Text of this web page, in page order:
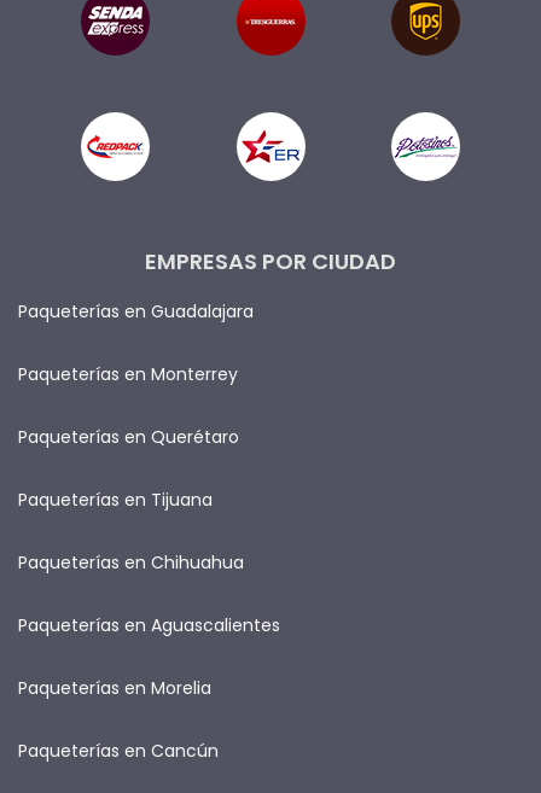
EMPRESAS POR CIUDAD
Paqueterías en Guadalajara
Paqueterías en Monterrey
Paqueterías en Querétaro
Paqueterías en Tijuana
Paqueterías en Chihuahua
Paqueterías en Aguascalientes
Paqueterías en Morelia
Paqueterías en Cancún